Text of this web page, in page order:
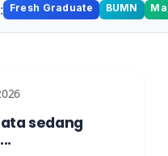
Fresh Graduate BUMN
sedang